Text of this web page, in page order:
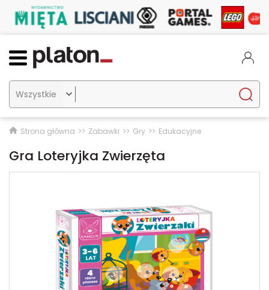

Strona główna Zabawki Gry Edukacyjne
Gra Loteryjka Zwierzęta